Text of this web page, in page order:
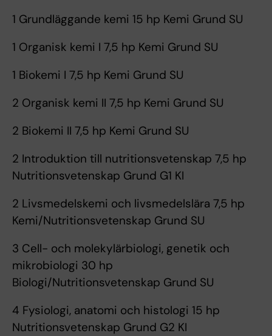
1 Grundläggande kemi 15 hp Kemi Grund SU
1 Organisk kemi I 7,5 hp Kemi Grund SU
1 Biokemi I 7,5 hp Kemi Grund SU
2 Organisk kemi II 7,5 hp Kemi Grund SU
2 Biokemi II 7,5 hp Kemi Grund SU
2 Introduktion till nutritionsvetenskap 7,5 hp
Nutritionsvetenskap Grund G1 KI
2 Livsmedelskemi och livsmedelslära 7,5 hp
Kemi/Nutritionsvetenskap Grund SU
3 Cell- och molekylärbiologi, genetik och
mikrobiologi 30 hp
Biologi/Nutritionsvetenskap Grund SU
4 Fysiologi, anatomi och histologi 15 hp
Nutritionsvetenskap Grund G2 KI